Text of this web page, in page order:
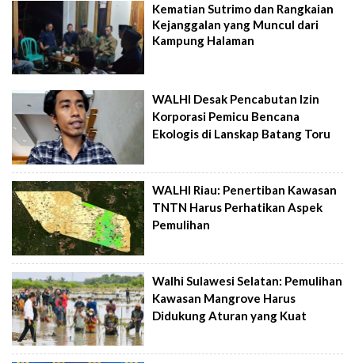
Kematian Sutrimo dan Rangkaian
Kejanggalan yang Muncul dari
Kampung Halaman
WALHI Desak Pencabutan Izin
Korporasi Pemicu Bencana
Ekologis di Lanskap Batang Toru
WALHI Riau: Penertiban Kawasan
TNTN Harus Perhatikan Aspek
Pemulihan
Walhi Sulawesi Selatan: Pemulihan
Kawasan Mangrove Harus
Didukung Aturan yang Kuat